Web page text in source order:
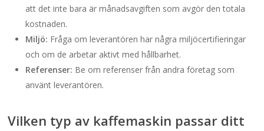
att det inte bara är månadsavgiften som avgör den totala
kostnaden.
Miljö: Fråga om leverantören har några miljöcertifieringar
och om de arbetar aktivt med hållbarhet.
Referenser: Be om referenser från andra företag som
använt leverantören.
Vilken typ av kaffemaskin passar ditt